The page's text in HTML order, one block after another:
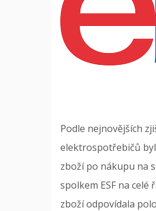
Podle nejnovějších
elektrospotřebičů
zboží po nákupu na
spolkem ESF na
zboží odpovídala